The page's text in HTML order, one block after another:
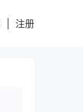
注册